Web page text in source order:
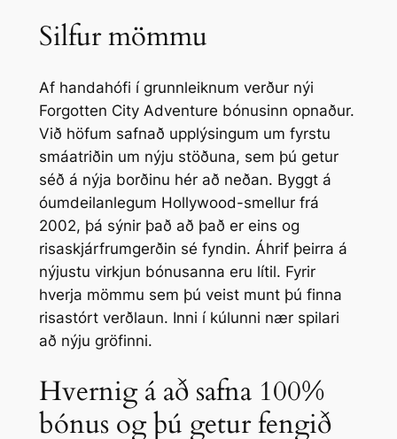
Silfur mömmu
Af handahófi í grunnleiknum verður nýi
Forgotten City Adventure bónusinn opnaður.
Við höfum safnað upplýsingum um fyrstu
smáatriðin um nýju stöðuna, sem þú getur
séð á nýja borðinu hér að neðan. Byggt á
óumdeilanlegum Hollywood-smellur frá
2002, þá sýnir það að það er eins og
risaskjárfrumgerðin sé fyndin. Áhrif þeirra á
nýjustu virkjun bónusanna eru lítil. Fyrir
hverja mömmu sem þú veist munt þú finna
risastórt verðlaun. Inni í kúlunni nær spilari
að nýju gröfinni.
Hvernig á að safna 100%
bónus og þú getur fengið